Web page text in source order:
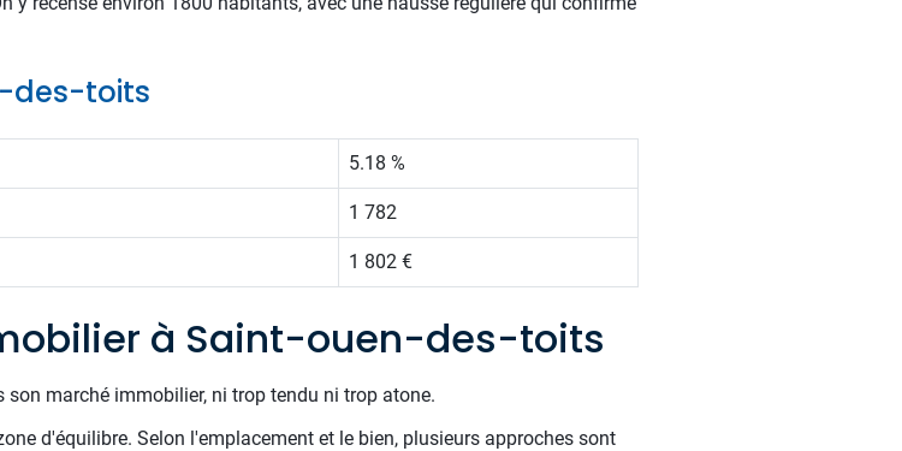
des-toits
5.18 %
1 782
1 802 €
à Saint-ouen-des-toits
marché immobilier, ni trop tendu ni trop atone.
d'équilibre. Selon l'emplacement et le bien, plusieurs approches sont